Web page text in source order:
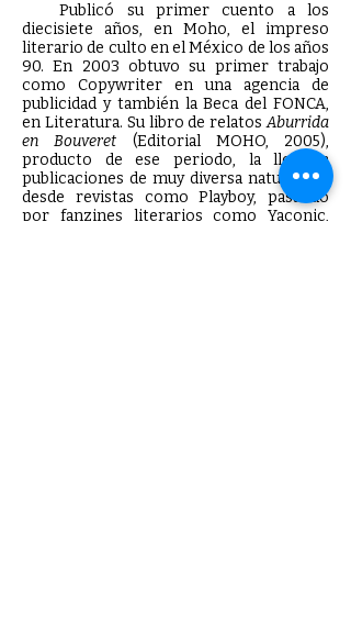
Publicó su primer cuento a los
diecisiete años, en Moho, el impreso
literario de culto en el México de los años
90. En 2003 obtuvo su primer trabajo
como Copywriter en una agencia de
publicidad y también la Beca del FONCA,
en Literatura. Su libro de relatosAburrida
en Bouveret (Editorial MOHO, 2005),
producto de ese periodo, la llevó a
publicaciones de muy diversa naturaleza:
desde revistas como Playboy, pasando
por fanzines literarios como Yaconic,